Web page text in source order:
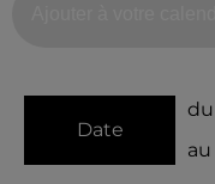
Date
du
au